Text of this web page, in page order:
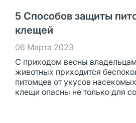
5 Способов защиты
клещей
06 Марта 2023
С приходом весны
животных приходится
питомцев от укусов
клещи опасны не только для